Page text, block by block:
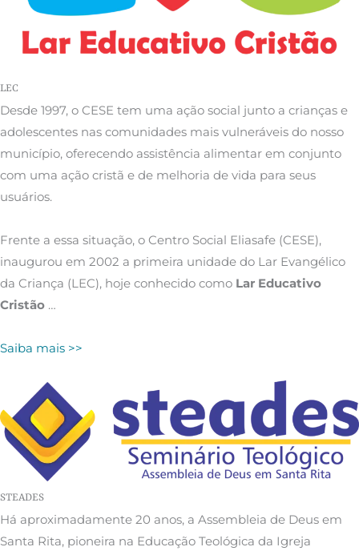
LEC
Desde 1997, o CESE tem uma ação social junto a crianças e
adolescentes nas comunidades mais vulneráveis do nosso
município, oferecendo assistência alimentar em conjunto
com uma ação cristã e de melhoria de vida para seus
usuários.
Frente a essa situação, o Centro Social Eliasafe (CESE),
inaugurou em 2002 a primeira unidade do Lar Evangélico
da Criança (LEC), hoje conhecido como Lar Educativo
Cristão …
Saiba mais >>
STEADES
Há aproximadamente 20 anos, a Assembleia de Deus em
Santa Rita, pioneira na Educação Teológica da Igreja